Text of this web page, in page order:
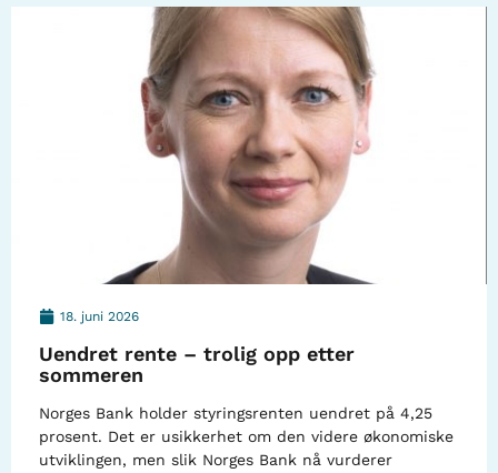
18. juni 2026
Uendret rente – trolig opp etter
sommeren
Norges Bank holder styringsrenten uendret på 4,25
prosent. Det er usikkerhet om den videre økonomiske
utviklingen, men slik Norges Bank nå vurderer